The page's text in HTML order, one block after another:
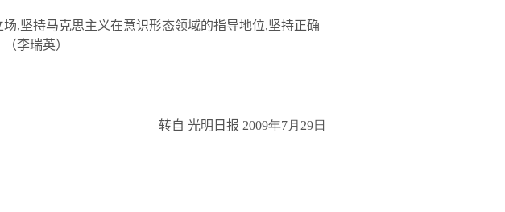
场,坚持马克思主义在意识形态领域的指导地位,坚持正确
（李瑞英）
转自 光明日报 2009年7月29日